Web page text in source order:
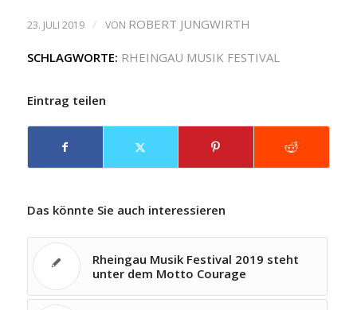
23. JULI 2019 / VON ROBERT JUNGWIRTH
SCHLAGWORTE: RHEINGAU MUSIK FESTIVAL
Eintrag teilen
Das könnte Sie auch interessieren
Rheingau Musik Festival 2019 steht
unter dem Motto Courage